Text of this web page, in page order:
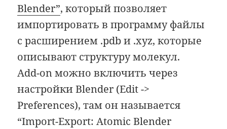
Blender”, который позволяет
импортировать в программу файлы
с расширением .pdb и .xyz, которые
описывают структуру молекул.
Add-on можно включить через
настройки Blender (Edit ->
Preferences), там он называется
“Import-Export: Atomic Blender